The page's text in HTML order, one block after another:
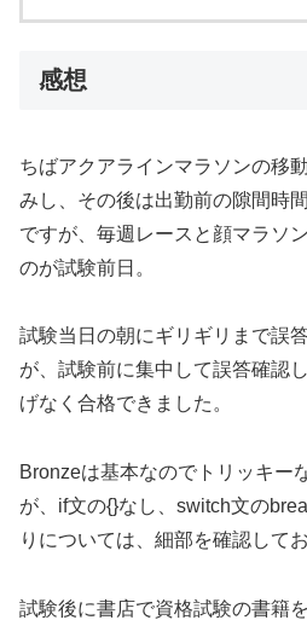
感想
ちばアクアラインマラソンの移
みし、その後は出勤前の隙間時
ですが、毎週レースと顔マラソ
のが試験前日。
試験当日の朝にギリギリまで誤
が、試験前に集中して誤答確認
げなく合格できました。
Bronzeは基本なのでトリッキー
が、if文の{}なし、switch文の
りについては、細部を確認して
試験後に書店で資格試験の書籍